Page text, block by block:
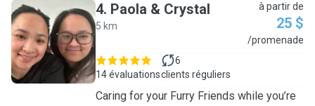
P
4. Paola & Crystal
5 km
à partir de
25 $
/promenade
14 évaluations
6
clients réguliers
Caring for your Furry Friends while you’re